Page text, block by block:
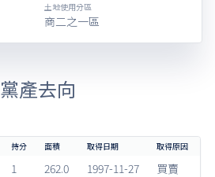
土地使用分區
商二之一區
黨產去向
1 262.0 1997-11-27 買賣